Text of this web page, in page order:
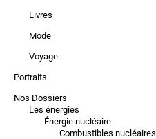
Livres
Mode
Voyage
Portraits
Nos Dossiers
Les énergies
Énergie nucléaire
Combustibles nucléaires